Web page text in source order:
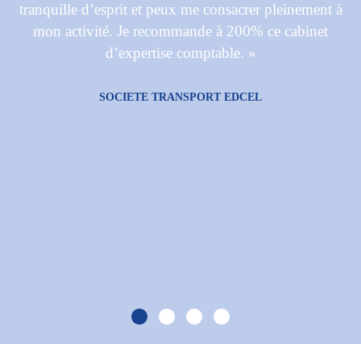
tranquille d’esprit et peux me consacrer pleinement à
mon activité. Je recommande à 200% ce cabinet
d’expertise comptable. »
SOCIETE TRANSPORT EDCEL